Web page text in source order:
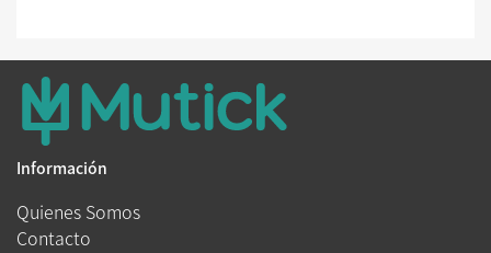
Información
Quienes Somos
Contacto